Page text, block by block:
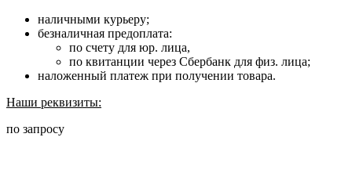
наличными курьеру;
безналичная предоплата:
по счету для юр. лица,
по квитанции через Сбербанк для физ. лица;
наложенный платеж при получении товара.
Наши реквизиты:
по запросу